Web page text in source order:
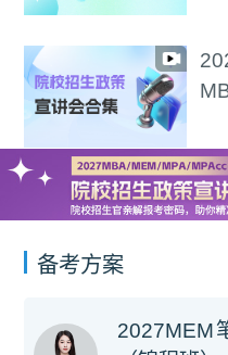
2027希赛
MEM院校招生政策
会合集
免费试听
备考方案
2027MEM